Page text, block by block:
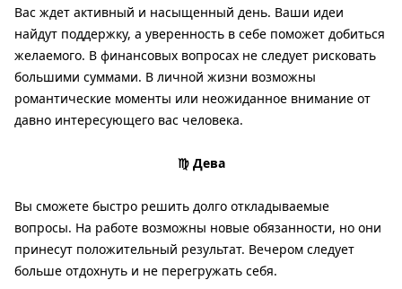
Вас ждет активный и насыщенный день. Ваши идеи
найдут поддержку, а уверенность в себе поможет добиться
желаемого. В финансовых вопросах не следует рисковать
большими суммами. В личной жизни возможны
романтические моменты или неожиданное внимание от
давно интересующего вас человека.
♍ Дева
Вы сможете быстро решить долго откладываемые
вопросы. На работе возможны новые обязанности, но они
принесут положительный результат. Вечером следует
больше отдохнуть и не перегружать себя.